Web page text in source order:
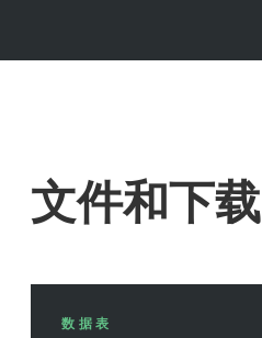
文件和下载
数据表